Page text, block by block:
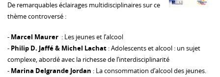
De remarquables éclairages multidisciplinaires sur ce
thème controversé :
- Marcel Maurer : Les jeunes et l’alcool
- Philip D. Jaffé & Michel Lachat : Adolescents et alcool : un sujet
complexe, abordé avec la richesse de l’interdisciplinarité
- Marina Delgrande Jordan : La consommation d’alcool des jeunes.